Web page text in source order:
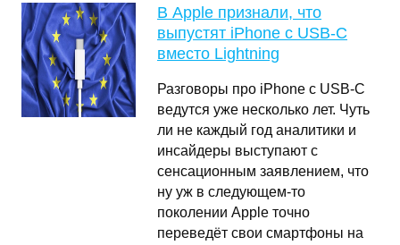
В Apple признали, что
выпустят iPhone с USB-C
вместо Lightning
Разговоры про iPhone с USB-C
ведутся уже несколько лет. Чуть
ли не каждый год аналитики и
инсайдеры выступают с
сенсационным заявлением, что
ну уж в следующем-то
поколении Apple точно
переведёт свои смартфоны на